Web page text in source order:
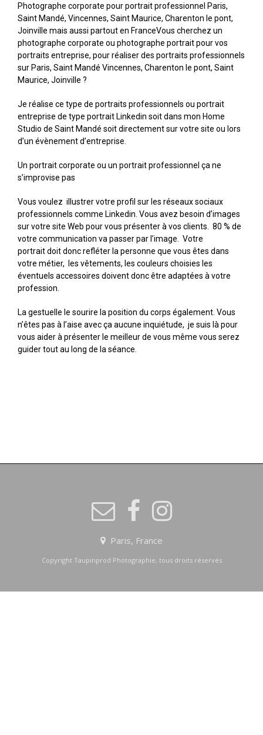
Photographe corporate pour portrait professionnel Paris,
Saint Mandé, Vincennes, Saint Maurice, Charenton le pont,
Joinville mais aussi partout en FranceVous cherchez un
photographe corporate ou photographe portrait pour vos
portraits entreprise, pour réaliser des portraits professionnels
sur Paris, Saint Mandé Vincennes, Charenton le pont, Saint
Maurice, Joinville ?
Je réalise ce type de portraits professionnels ou portrait
entreprise de type portrait Linkedin soit dans mon Home
Studio de Saint Mandé soit directement sur votre site ou lors
d’un évènement d’entreprise.
Un portrait corporate ou un portrait professionnel ça ne
s’improvise pas
Vous voulez illustrer votre profil sur les réseaux sociaux
professionnels comme Linkedin. Vous avez besoin d’images
sur votre site Web pour vous présenter à vos clients. 80 % de
votre communication va passer par l’image. Votre
portrait doit donc refléter la personne que vous êtes dans
votre métier, les vêtements, les couleurs choisies les
éventuels accessoires doivent donc être adaptées à votre
profession.
La gestuelle le sourire la position du corps également. Vous
n’êtes pas à l’aise avec ça aucune inquiétude, je suis là pour
vous aider à présenter le meilleur de vous même vous serez
guider tout au long de la séance.
Paris, France
Copyright Taupinprod Photographie, tous droits réservés